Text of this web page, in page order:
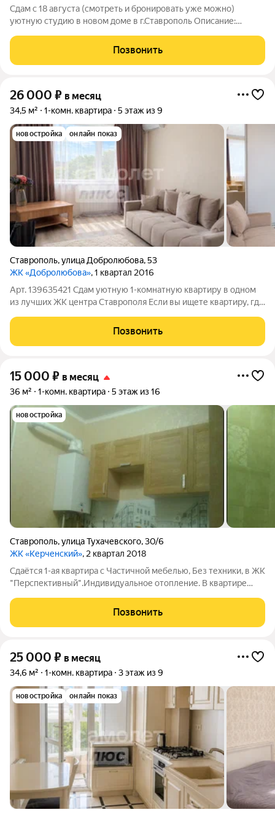
Сдам c 18 августа (смотреть и бронировать уже можно)
уютную студию в новом доме в г.Ставрополь Описание:
необходимая мебель и техника: Стиральная
Позвонить
26 000 ₽ в месяц
34,5 м² 1-комн. квартира 5 этаж из 9
новостройка онлайн показ
Ставрополь,улица Добролюбова,53
ЖК «Добролюбова», 1 квартал 2016
Арт. 139635421 Сдам уютную 1-комнатную квартиру в одном
из лучших ЖК центра Ставрополя Если вы ищете квартиру, где
Дом расположен в тихом месте, вдали от шумных дорог, при
этом вся необходимая
Позвонить
15 000 ₽ в месяц
36 м² 1-комн. квартира 5 этаж из 16
новостройка
Ставрополь,улица Тухачевского,30/6
ЖК «Керченский», 2 квартал 2018
Сдаётся 1-ая квартира с Частичной мебелью, Без техники, в ЖК
"Перспективный".Индивидуальное отопление. В квартире
рублей+ком.плат.Залог:5000 рублей.Комиссия:50%.Оплата по
факту заключения договора аренды
Позвонить
25 000 ₽ в месяц
34,6 м² 1-комн. квартира 3 этаж из 9
новостройка онлайн показ